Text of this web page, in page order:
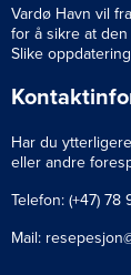
Vardø Havn vil
for å sikre at
Slike
Har du
eller andre
Telefon: (+47) 78
Mail: